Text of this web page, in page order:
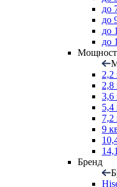
до
до
до
до
2,2
2,8
3,6
5,4
7,2
9
Бренд